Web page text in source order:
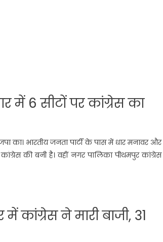
में 6 सीटों पर कांग्रेस का
भारतीय जनता पार्टी के पास में धार मनावर और
की बनी है। वहीं नगर पालिका पीथमपुर
कांग्रेस ने मारी बाजी, 31